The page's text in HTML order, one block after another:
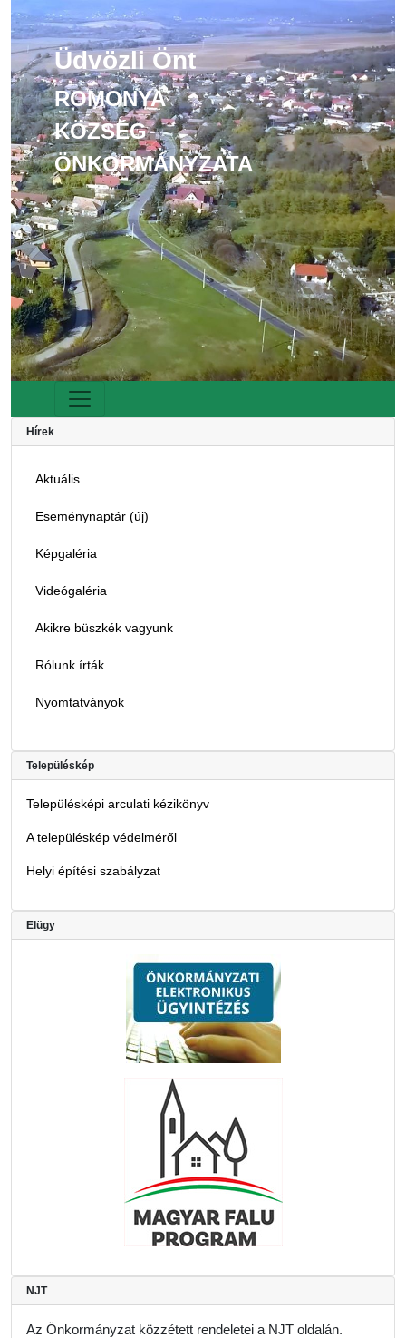
Üdvözli Önt
ROMONYA
KÖZSÉG
ÖNKORMÁNYZATA
Hírek
Aktuális
Eseménynaptár (új)
Képgaléria
Videógaléria
Akikre büszkék vagyunk
Rólunk írták
Nyomtatványok
Településkép
Településképi arculati kézikönyv
A településkép védelméről
Helyi építési szabályzat
Elügy
NJT
Az Önkormányzat közzétett rendeletei a NJT oldalán.